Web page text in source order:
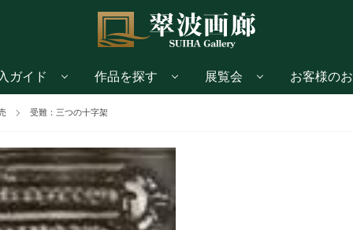
ガイド 作品を探す 展覧会 お客様の
受難：三つの十字架